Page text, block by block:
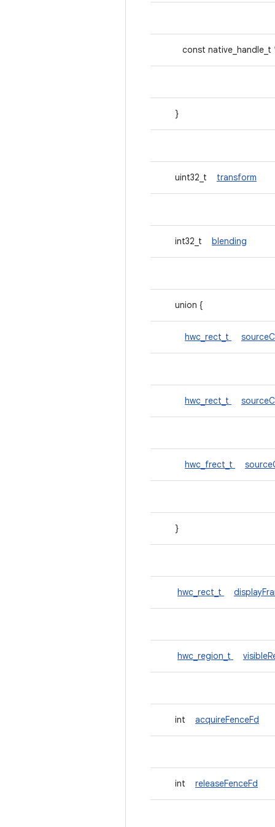
const
}
uint32_t transform
int32_t blending
union {
hwc_rect_t
hwc_rect_t
hwc_frect_t
}
hwc_rect_t
hwc_region_t
int acquireFenceFd
int releaseFenceFd